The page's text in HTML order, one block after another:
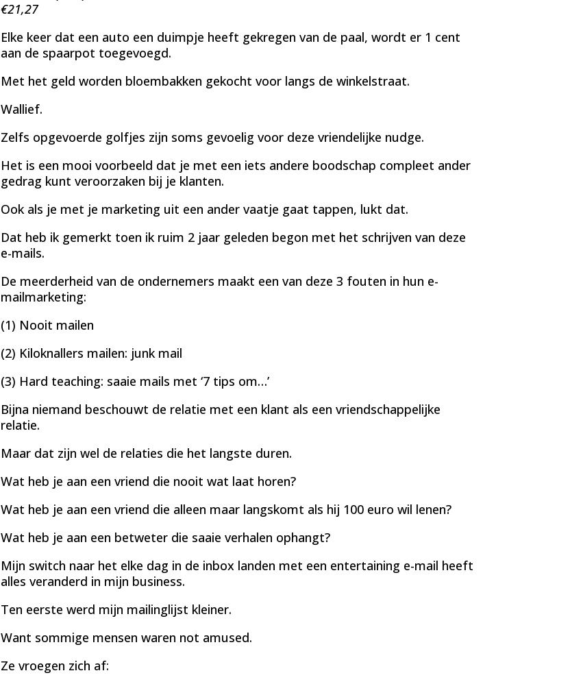
€21,27
Elke keer dat een auto een duimpje heeft gekregen van de paal, wordt er 1 cent
aan de spaarpot toegevoegd.
Met het geld worden bloembakken gekocht voor langs de winkelstraat.
Wallief.
Zelfs opgevoerde golfjes zijn soms gevoelig voor deze vriendelijke nudge.
Het is een mooi voorbeeld dat je met een iets andere boodschap compleet ander
gedrag kunt veroorzaken bij je klanten.
Ook als je met je marketing uit een ander vaatje gaat tappen, lukt dat.
Dat heb ik gemerkt toen ik ruim 2 jaar geleden begon met het schrijven van deze
e-mails.
De meerderheid van de ondernemers maakt een van deze 3 fouten in hun e-
mailmarketing:
(1) Nooit mailen
(2) Kiloknallers mailen: junk mail
(3) Hard teaching: saaie mails met ‘7 tips om…’
Bijna niemand beschouwt de relatie met een klant als een vriendschappelijke
relatie.
Maar dat zijn wel de relaties die het langste duren.
Wat heb je aan een vriend die nooit wat laat horen?
Wat heb je aan een vriend die alleen maar langskomt als hij 100 euro wil lenen?
Wat heb je aan een betweter die saaie verhalen ophangt?
Mijn switch naar het elke dag in de inbox landen met een entertaining e-mail heeft
alles veranderd in mijn business.
Ten eerste werd mijn mailinglijst kleiner.
Want sommige mensen waren not amused.
Ze vroegen zich af: